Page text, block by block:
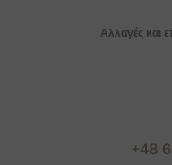
Αλλαγές και
+48